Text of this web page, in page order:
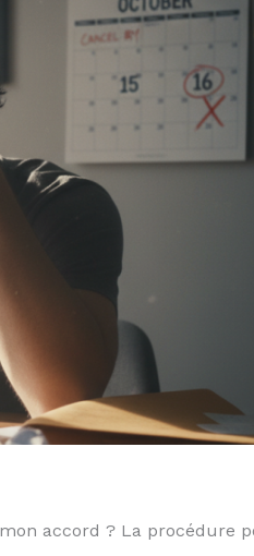
accord ? La procédure